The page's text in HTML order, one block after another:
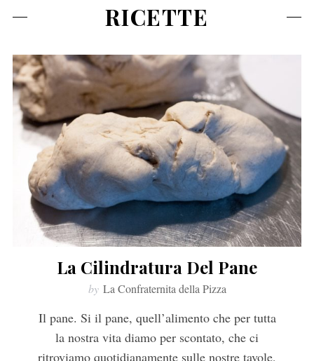
RICETTE
La Cilindratura Del Pane
by La Confraternita della Pizza
Il pane. Si il pane, quell’alimento che per tutta
la nostra vita diamo per scontato, che ci
ritroviamo quotidianamente sulle nostre tavole,